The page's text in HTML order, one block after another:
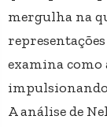
mergulha na
examina
impulsionando
A análise de